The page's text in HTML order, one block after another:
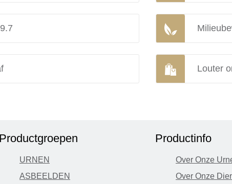
Louter
Productgroepen
URNEN
ASBEELDEN
Productinfo
Over Onze
Over Onze